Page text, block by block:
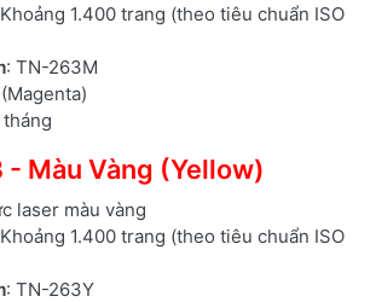
1.400 trang (theo tiêu chuẩn ISO
: TN-263M
tháng
Màu Vàng (Yellow)
laser màu vàng
1.400 trang (theo tiêu chuẩn ISO
: TN-263Y